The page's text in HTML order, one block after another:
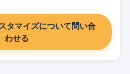
タマイズについて問い合
わせる